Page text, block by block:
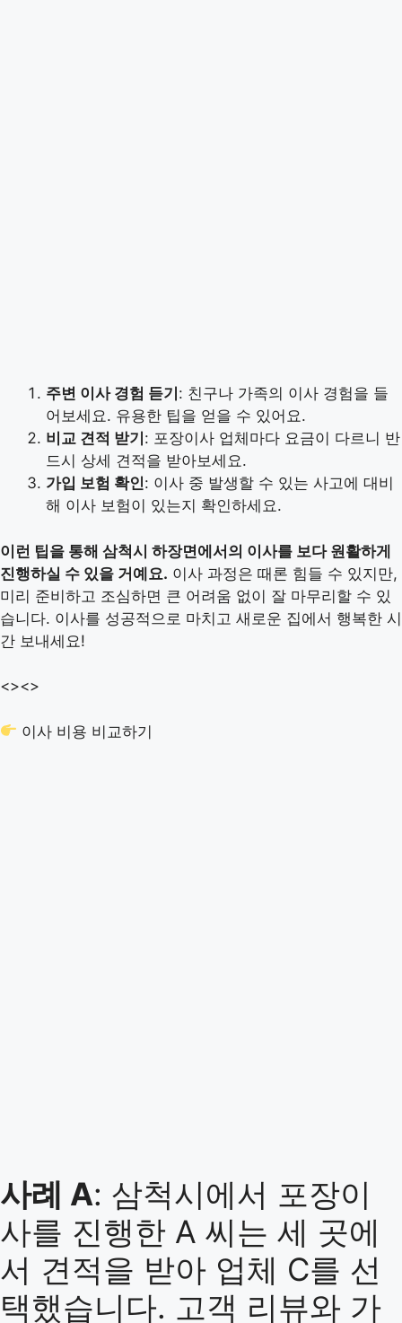
주변 이사 경험 듣기 : 친구나 가족의 이사 경험을 들
어보세요. 유용한 팁을 얻을 수 있어요.
비교 견적 받기 : 포장이사 업체마다 요금이 다르니 반
드시 상세 견적을 받아보세요.
가입 보험 확인: 이사 중 발생할 수 있는 사고에 대비
해 이사 보험이 있는지 확인하세요.
이런 팁을 통해 삼척시 하장면에서의 이사를 보다 원활하게
진행하실 수 있을 거예요. 이사 과정은 때론 힘들 수 있지만,
미리 준비하고 조심하면 큰 어려움 없이 잘 마무리할 수 있
습니다. 이사를 성공적으로 마치고 새로운 집에서 행복한 시
간 보내세요!
<><>
이사 비용 비교하기
사례 A: 삼척시에서 포장이
사를 진행한 A 씨는 세 곳에
서 견적을 받아 업체 C를 선
택했습니다. 고객 리뷰와 가